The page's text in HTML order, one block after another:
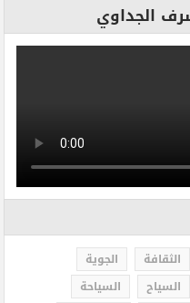
الجداوي
الثقافة
الجوية
السياح
السياحة